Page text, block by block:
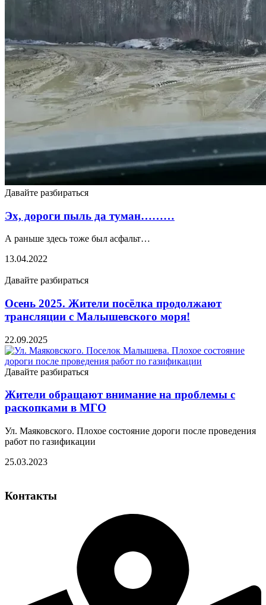
Давайте разбираться
Эх, дороги пыль да туман………
А раньше здесь тоже был асфальт…
13.04.2022
Давайте разбираться
Осень 2025. Жители посёлка продолжают
трансляции с Малышевского моря!
22.09.2025
Давайте разбираться
Жители обращают внимание на проблемы с
раскопками в МГО
Ул. Маяковского. Плохое состояние дороги после проведения
работ по газификации
25.03.2023
Контакты